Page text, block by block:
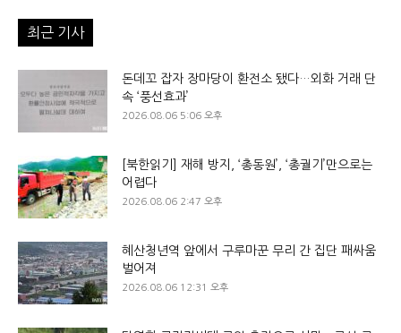
최근 기사
돈데꼬 잡자 장마당이 환전소 됐다…외화 거래 단
속 ‘풍선효과’
2026.08.06 5:06 오후
[북한읽기] 재해 방지, ‘총동원’, ‘총궐기’만으로는
어렵다
2026.08.06 2:47 오후
혜산청년역 앞에서 구루마꾼 무리 간 집단 패싸움
벌어져
2026.08.06 12:31 오후